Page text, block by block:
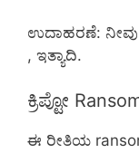
ಉದಾಹರಣೆ: ನೀವು
, ಇತ್ಯಾದಿ.
ಕ್ರಿಪ್ಟೋ
ಈ ರೀತಿಯ